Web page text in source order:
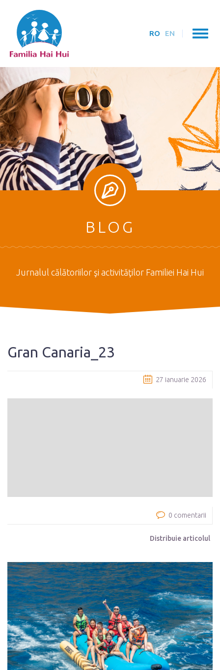
RO EN
BLOG
Jurnalul călătoriilor şi activităţilor Familiei Hai Hui
Gran Canaria_23
27 ianuarie 2026
0 comentarii
Distribuie articolul